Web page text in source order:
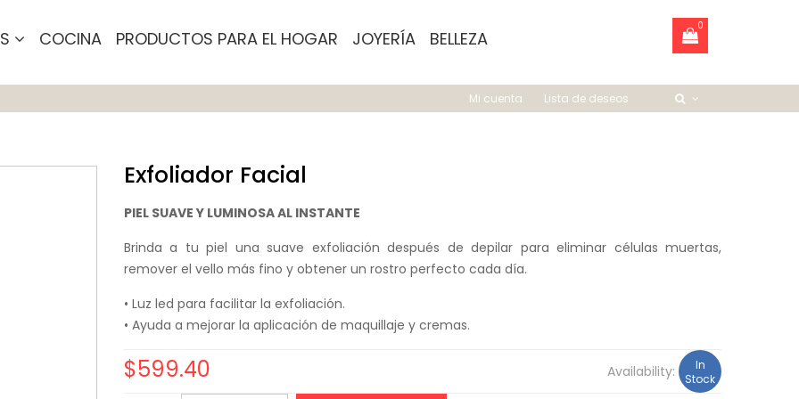
COCINA PRODUCTOS PARA EL HOGAR JOYERÍA BELLEZA
0
Mi cuenta Lista de deseos
Exfoliador Facial
PIEL SUAVE Y LUMINOSA AL INSTANTE
Brinda a tu piel una suave exfoliación después de depilar para eliminar células muertas,
remover el vello más fino y obtener un rostro perfecto cada día.
• Luz led para facilitar la exfoliación.
• Ayuda a mejorar la aplicación de maquillaje y cremas.
$599.40 Availability:
In
Stock